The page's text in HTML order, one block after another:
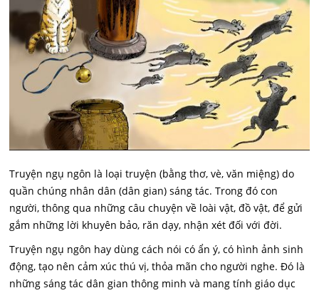
Truyện ngụ ngôn là loại truyện (bằng thơ, vè, văn miệng) do
quần chúng nhân dân (dân gian) sáng tác. Trong đó con
người, thông qua những câu chuyện về loài vật, đồ vật, để gửi
gắm những lời khuyên bảo, răn dạy, nhận xét đối với đời.
Truyện ngụ ngôn hay dùng cách nói có ẩn ý, có hình ảnh sinh
động, tạo nên cảm xúc thú vị, thỏa mãn cho người nghe. Đó là
những sáng tác dân gian thông minh và mang tính giáo dục